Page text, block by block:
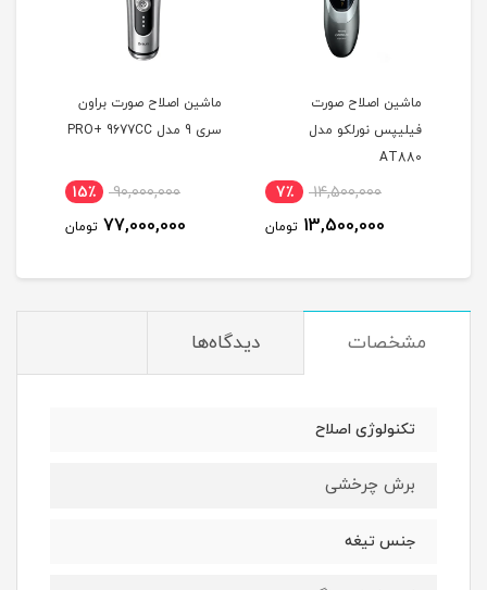
ماشین اصلاح صورت
فیلیپس نورلکو مدل
AT880
14,500,000 7٪
13,500,000 تومان
ماشین اصلاح صورت براون
سری 9 مدل PRO+ 9677CC
90,000,000 15٪
77,000,000 تومان
مشخصات دیدگاه‌ها
تکنولوژی اصلاح
برش چرخشی
جنس تیغه